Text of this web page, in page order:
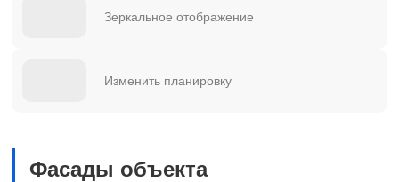
Зеркальное отображение
Изменить планировку
Фасады объекта